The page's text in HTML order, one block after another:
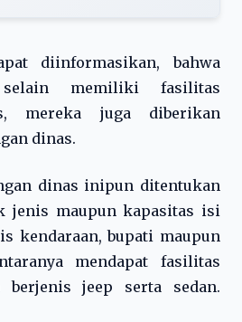
diinformasikan, bahwa
memiliki fasilitas
mereka juga diberikan
dinas.
dinas inipun ditentukan
jenis maupun kapasitas isi
kendaraan, bupati maupun
mendapat fasilitas
berjenis jeep serta sedan.